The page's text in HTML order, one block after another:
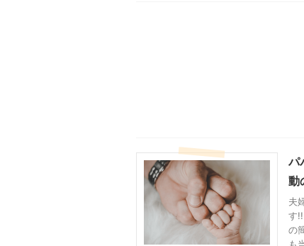
パ
動
夫
す
の